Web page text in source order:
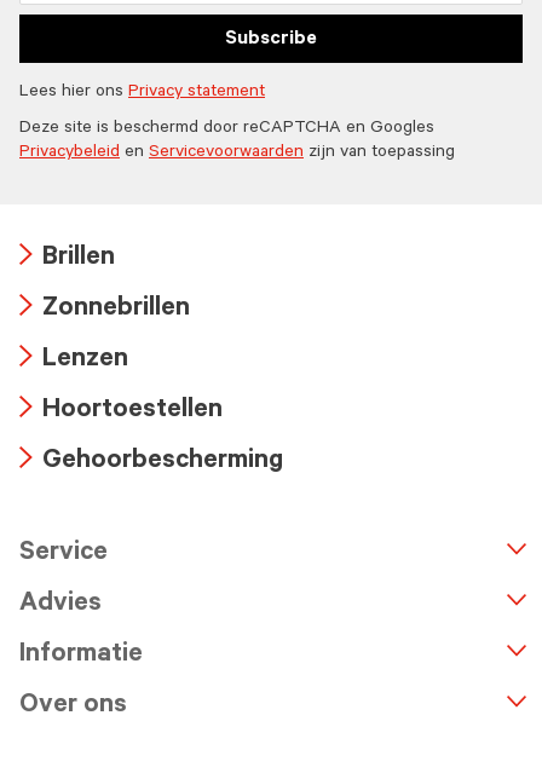
Subscribe
Lees hier ons Privacy statement
Deze site is beschermd door reCAPTCHA en Googles
Privacybeleid en Servicevoorwaarden zijn van toepassing
icon
Brillen
icon
Zonnebrillen
icon
Lenzen
icon
Hoortoestellen
Gehoorbescherming
Service
Advies
Informatie
Over ons